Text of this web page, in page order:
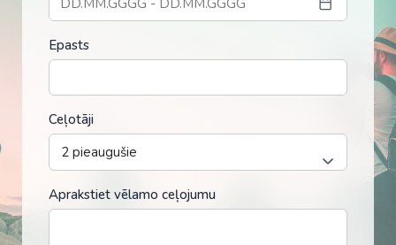
Epasts
Ceļotāji
Aprakstiet vēlamo ceļojumu